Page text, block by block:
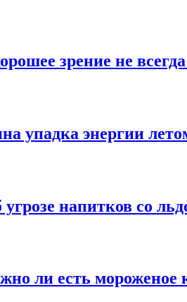
зрение не
упадка энергии
напитков со
ли есть мороженое